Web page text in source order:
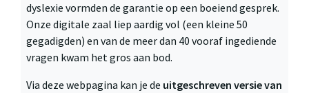
dyslexie vormden de garantie op een boeiend gesprek.
Onze digitale zaal liep aardig vol (een kleine 50
gegadigden) en van de meer dan 40 vooraf ingediende
vragen kwam het gros aan bod.
Via deze webpagina kan je de uitgeschreven versie van